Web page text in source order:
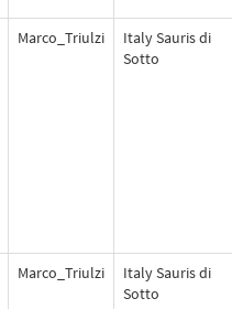
Marco_Triulzi
Italy Sauris di
Sotto
Marco_Triulzi
Italy Sauris di
Sotto